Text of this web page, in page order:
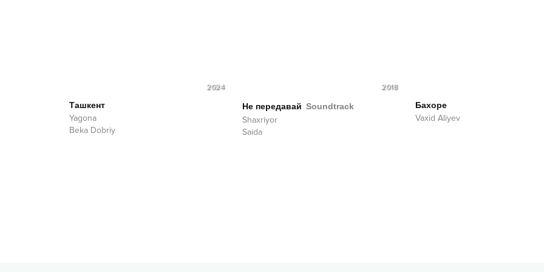
2024
Ташкент
Yagona
Beka Dobriy
2018
Не передавай Soundtrack
Shaxriyor
Saida
Бахоре
Vaxid Aliyev